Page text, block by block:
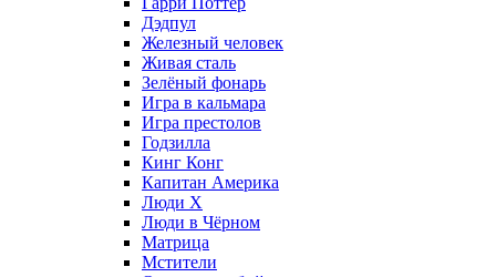
Дэдпул
Железный человек
Живая сталь
Зелёный фонарь
Игра в кальмара
Игра престолов
Годзилла
Кинг Конг
Капитан Америка
Люди X
Люди в Чёрном
Матрица
Мстители